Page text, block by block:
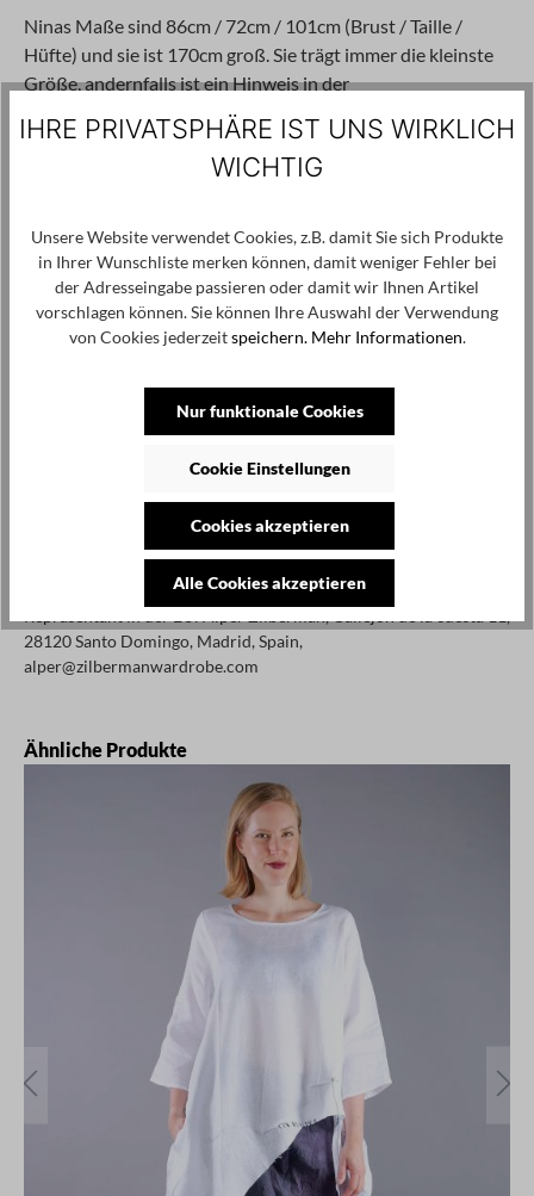
Ninas Maße sind 86cm / 72cm / 101cm (Brust / Taille /
Hüfte) und sie ist 170cm groß. Sie trägt immer die kleinste
Größe, andernfalls ist ein Hinweis in der
Produktbeschreibung zu finden.
Preise inkl. MwSt. zzgl. Versandkosten
Größeauswählen
3 4 5
Produkt Anzahl: Gib den gewünschten
In den Warenkorb
Zum Merkzettel hinzufügen
Produktnummer / -name:26116 (2611041116) - ZM126 - Black -
28120 Santo Domingo, Madrid, Spain,
alper@zilbermanwardrobe.com
Produktgalerie überspringen
Ähnliche Produkte
IHRE PRIVATSPHÄRE IST UNS WIRKLICH
WICHTIG
Unsere Website verwendet Cookies, z.B. damit Sie sich Produkte
in Ihrer Wunschliste merken können, damit weniger Fehler bei
der Adresseingabe passieren oder damit wir Ihnen Artikel
vorschlagen können. Sie können Ihre Auswahl der Verwendung
von Cookies jederzeitspeichern. Mehr Informationen.
Nur funktionale Cookies
Cookie Einstellungen
Cookies akzeptieren
Alle Cookies akzeptieren